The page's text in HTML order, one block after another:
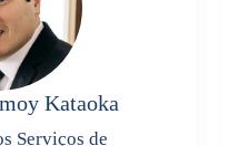
Kataoka
Serviços de